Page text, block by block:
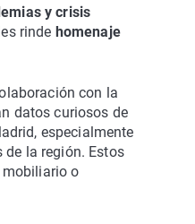
y crisis
rinde homenaje
con la
datos curiosos de
especialmente
la región. Estos
o